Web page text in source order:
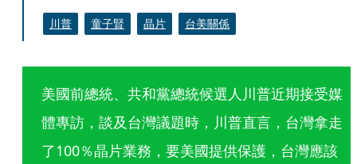
川普 童子賢 晶片 台美關係
美國前總統、共和黨總統候選人川普近期接受媒
體專訪，談及台灣議題時，川普直言，台灣拿走
了100％晶片業務，要美國提供保護，台灣應該